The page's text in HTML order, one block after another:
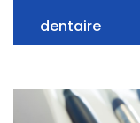
dentaire